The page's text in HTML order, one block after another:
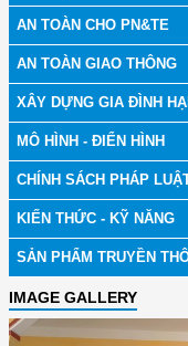
AN TOÀN CHO PN&TE
AN TOÀN GIAO THÔNG
XÂY DỰNG GIA ĐÌNH
MÔ HÌNH - ĐIỂN HÌNH
CHÍNH SÁCH PHÁP
KIẾN THỨC - KỸ NĂNG
SẢN PHẨM TRUYỀN
IMAGE GALLERY